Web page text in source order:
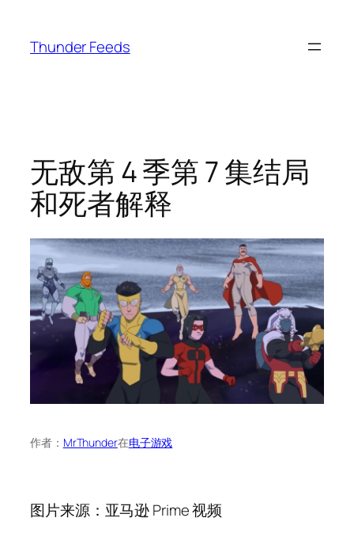
Thunder Feeds
无敌第 4 季第 7 集结局
和死者解释
作者： MrThunder在电子游戏
图片来源：亚马逊 Prime 视频